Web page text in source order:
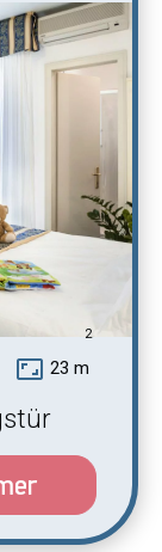
aspect_ratio 23 m
2